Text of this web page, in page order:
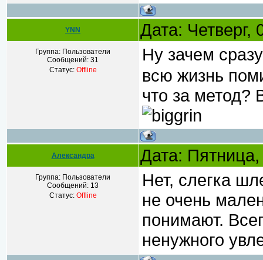
YNN Дата:
Группа: Пользователи
Сообщений: 31
Статус: Offline
Ну зачем
всю жизнь
что за
Александра Дата:
Группа: Пользователи
Сообщений: 13
Статус: Offline
Нет, слегка
не очень
понимают.
ненужного